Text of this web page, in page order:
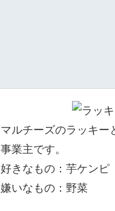
マルチーズのラッキー
事業主です。
好きなもの：芋ケンピ
嫌いなもの：野菜